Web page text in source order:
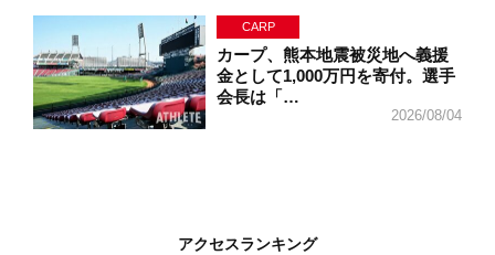
CARP
カープ、熊本地震被災地へ義援
金として1,000万円を寄付。選手
会長は「…
2026/08/04
アクセスランキング